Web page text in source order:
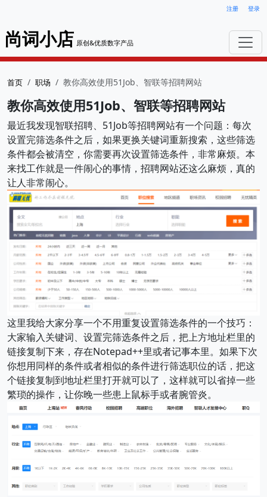
注册 登录
尚词小店 原创&优质数字产品
首页 职场 教你高效使用51Job、智联等招聘网站
教你高效使用51Job、智联等招聘网站
最近我发现智联招聘、51Job等招聘网站有一个问题：每次
设置完筛选条件之后，如果更换关键词重新搜索，这些筛选
条件都会被清空，你需要再次设置筛选条件，非常麻烦。本
来找工作就是一件闹心的事情，招聘网站还这么麻烦，真的
让人非常闹心。
这里我给大家分享一个不用重复设置筛选条件的一个技巧：
大家输入关键词、设置完筛选条件之后，把上方地址栏里的
链接复制下来，存在Notepad++里或者记事本里。如果下次
你想用同样的条件或者相似的条件进行筛选职位的话，把这
个链接复制到地址栏里打开就可以了，这样就可以省掉一些
繁琐的操作，让你晚一些患上鼠标手或者腕管炎。